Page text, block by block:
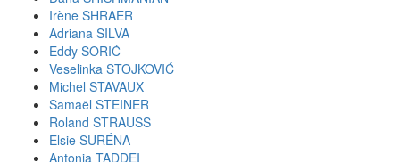
Irène SHRAER
Adriana SILVA
Eddy SORIĆ
Veselinka STOJKOVIĆ
Michel STAVAUX
Samaël STEINER
Roland STRAUSS
Elsie SURÉNA
Antonia TADDEI